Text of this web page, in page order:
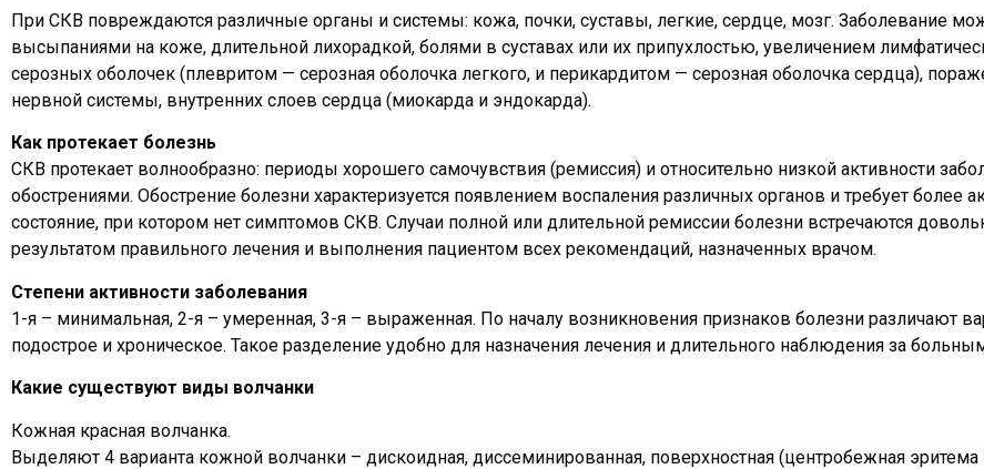
При СКВ повреждаются различные органы и системы: кожа, почки, суставы, легкие, сердце, мозг. Заболевание
высыпаниями на коже, длительной лихорадкой, болями в суставах или их припухлостью, увеличением
серозных оболочек (плевритом — серозная оболочка легкого, и перикардитом — серозная оболочка сердца),
нервной системы, внутренних слоев сердца (миокарда и эндокарда).
Как протекает болезнь
СКВ протекает волнообразно: периоды хорошего самочувствия (ремиссия) и относительно низкой активности
обострениями. Обострение болезни характеризуется появлением воспаления различных органов и требует более
состояние, при котором нет симптомов СКВ. Случаи полной или длительной ремиссии болезни встречаются
результатом правильного лечения и выполнения пациентом всех рекомендаций, назначенных врачом.
Степени активности заболевания
1-я – минимальная, 2-я – умеренная, 3-я – выраженная. По началу возникновения признаков болезни различают
подострое и хроническое. Такое разделение удобно для назначения лечения и длительного наблюдения за
Какие существуют виды волчанки
Кожная красная волчанка.
Выделяют 4 варианта кожной волчанки – дискоидная, диссеминированная, поверхностная (центробежная эритема